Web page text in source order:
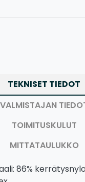
TEKNISET TIEDOT
VALMISTAJAN
TOIMITUSKULUT
MITTATAULUKKO
86%